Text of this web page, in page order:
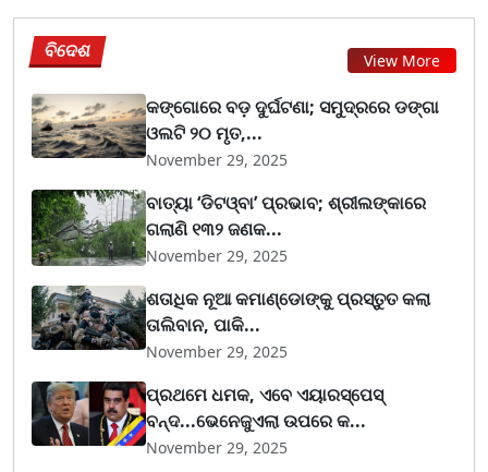
ବିଦେଶ View More
କଙ୍ଗୋରେ ବଡ଼ ଦୁର୍ଘଟଣା; ସମୁଦ୍ରରେ ଡଙ୍ଗା
ଓଲଟି ୨୦ ମୃତ,...
November 29, 2025
ବାତ୍ୟା ‘ଡିଟଓ୍ବା’ ପ୍ରଭାବ; ଶ୍ରୀଲଙ୍କାରେ
ଗଲାଣି ୧୩୨ ଜଣକ...
November 29, 2025
ଶତାଧିକ ନୂଆ କମାଣ୍ଡୋଙ୍କୁ ପ୍ରସ୍ତୁତ କଲା
ତାଲିବାନ, ପାକି...
November 29, 2025
ପ୍ରଥମେ ଧମକ, ଏବେ ଏୟାରସ୍ପେସ୍
ବନ୍ଦ...ଭେନେଜୁଏଲା ଉପରେ କ...
November 29, 2025